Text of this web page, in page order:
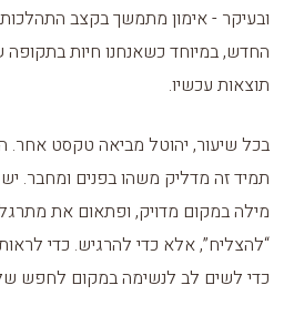
ובעיקר - אימון מתמשך בקצב
החדש, במיוחד כשאנחנו חיות בתקופה
תוצאות עכשיו.
בכל שיעור, יהוטל מביאה טקסט אחר.
תמיד זה מדליק משהו בפנים ומחבר.
מילה במקום מדויק, ופתאום את
“להצליח”, אלא כדי להרגיש. כדי
כדי לשים לב לנשימה במקום לחפש